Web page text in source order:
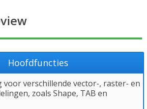
Hoofdfuncties
voor verschillende vector-, raster- en
zoals Shape, TAB en